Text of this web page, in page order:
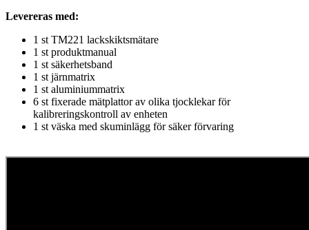
Levereras med:
1 st TM221 lackskiktsmätare
1 st produktmanual
1 st säkerhetsband
1 st järnmatrix
1 st aluminiummatrix
6 st fixerade mätplattor av olika tjocklekar för
kalibreringskontroll av enheten
1 st väska med skuminlägg för säker förvaring